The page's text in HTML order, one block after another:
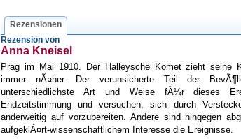
Rezensionen
Rezension von
Anna Kneisel
Prag im Mai 1910. Der Halleysche Komet zieht seine
immer nÃ¤her. Der verunsicherte Teil der
unterschiedlichste Art und Weise fÃ¼r dieses
Endzeitstimmung und versuchen, sich durch
anderweitig auf vorzubereiten. Andere sind hingegen
aufgeklÃ¤rt-wissenschaftlichem Interesse die Ereignisse.